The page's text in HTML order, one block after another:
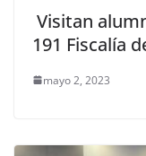
Visitan
191 Fiscalía
mayo 2, 2023